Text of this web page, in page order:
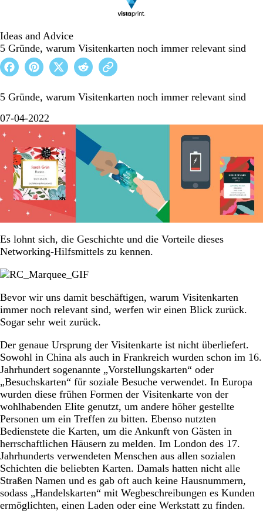
Ideas and Advice
5 Gründe, warum Visitenkarten noch immer relevant sind
5 Gründe, warum Visitenkarten noch immer relevant sind
07-04-2022
Es lohnt sich, die Geschichte und die Vorteile dieses
Networking-Hilfsmittels zu kennen.
Bevor wir uns damit beschäftigen, warum Visitenkarten
immer noch relevant sind, werfen wir einen Blick zurück.
Sogar sehr weit zurück.
Der genaue Ursprung der Visitenkarte ist nicht überliefert.
Sowohl in China als auch in Frankreich wurden schon im 16.
Jahrhundert sogenannte „Vorstellungskarten“ oder
„Besuchskarten“ für soziale Besuche verwendet. In Europa
wurden diese frühen Formen der Visitenkarte von der
wohlhabenden Elite genutzt, um andere höher gestellte
Personen um ein Treffen zu bitten. Ebenso nutzten
Bedienstete die Karten, um die Ankunft von Gästen in
herrschaftlichen Häusern zu melden. Im London des 17.
Jahrhunderts verwendeten Menschen aus allen sozialen
Schichten die beliebten Karten. Damals hatten nicht alle
Straßen Namen und es gab oft auch keine Hausnummern,
sodass „Handelskarten“ mit Wegbeschreibungen es Kunden
ermöglichten, einen Laden oder eine Werkstatt zu finden.